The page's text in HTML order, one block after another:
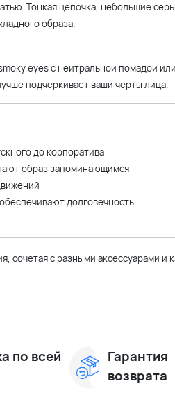
Тонкая цепочка, небольшие
образа.
eyes с нейтральной помадой
подчеркивает ваши черты лица.
до корпоратива
образ запоминающимся
долговечность
с разными аксессуарами и
по всей
Гарантия
возврата